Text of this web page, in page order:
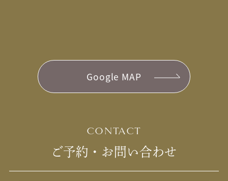
Google MAP
CONTACT
ご予約・お問い合わせ